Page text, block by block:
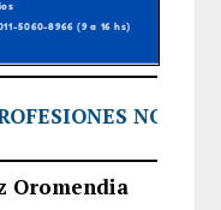
NOS
Oromendia